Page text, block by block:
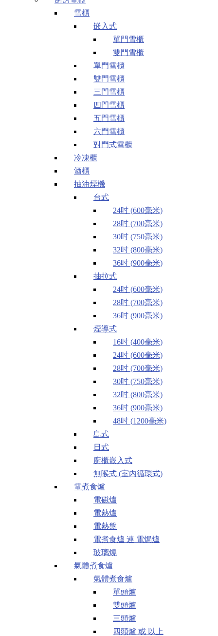
雪櫃
嵌入式
單門雪櫃
雙門雪櫃
單門雪櫃
雙門雪櫃
三門雪櫃
四門雪櫃
五門雪櫃
六門雪櫃
對門式雪櫃
冷凍櫃
酒櫃
抽油煙機
台式
24吋 (600毫米)
28吋 (700毫米)
30吋 (750毫米)
32吋 (800毫米)
36吋 (900毫米)
抽拉式
24吋 (600毫米)
28吋 (700毫米)
36吋 (900毫米)
煙導式
16吋 (400毫米)
24吋 (600毫米)
28吋 (700毫米)
30吋 (750毫米)
32吋 (800毫米)
36吋 (900毫米)
48吋 (1200毫米)
島式
日式
廚櫃嵌入式
無喉式 (室內循環式)
電煮食爐
電磁爐
電熱爐
電熱盤
電煮食爐 連 電焗爐
玻璃燒
氣體煮食爐
氣體煮食爐
單頭爐
雙頭爐
三頭爐
四頭爐 或 以上